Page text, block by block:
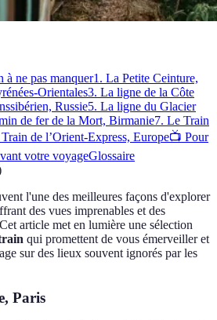
à ne pas manquer1. La Petite Ceinture,
Orientales3. La ligne de la Côte
Russie5. La ligne du Glacier
de fer de la Mort, Birmanie7. Le Train
de l’Orient-Express, Europe📺 Pour
votre voyageGlossaire
l'une des meilleures façons d'explorer
des vues imprenables et des
article met en lumière une sélection
qui promettent de vous émerveiller et
sur des lieux souvent ignorés par les
Paris